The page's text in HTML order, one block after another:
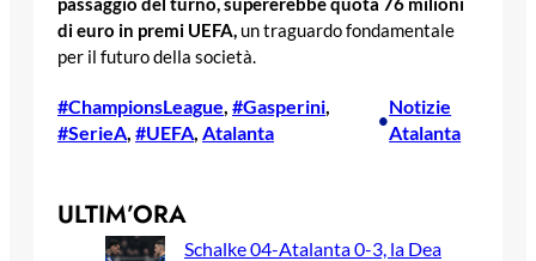
passaggio del turno, supererebbe quota 76 milioni
di euro in premi UEFA, un traguardo fondamentale
per il futuro della società.
#ChampionsLeague #Gasperini
#SerieA #UEFA Atalanta
•
Notizie
Atalanta
ULTIM’ORA
Schalke 04-Atalanta 0-3, la Dea